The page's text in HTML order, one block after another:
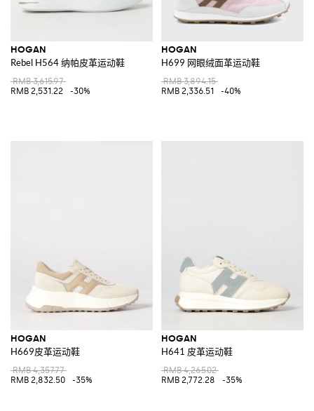
HOGAN
Rebel H564 纳帕皮革运动鞋
RMB 3,615.97
RMB 2,531.22
-30%
HOGAN
H699 网眼绒面革运动鞋
RMB 3,894.15
RMB 2,336.51
-40%
HOGAN
H669皮革运动鞋
RMB 4,357.77
RMB 2,832.50
-35%
HOGAN
H641 皮革运动鞋
RMB 4,265.02
RMB 2,772.28
-35%